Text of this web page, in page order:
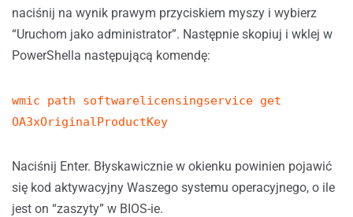
naciśnij na wynik prawym przyciskiem myszy i wybierz
“Uruchom jako administrator”. Następnie skopiuj i wklej w
PowerShella następującą komendę:
wmic path softwarelicensingservice get
OA3xOriginalProductKey
Naciśnij Enter. Błyskawicznie w okienku powinien pojawić
się kod aktywacyjny Waszego systemu operacyjnego, o ile
jest on “zaszyty” w BIOS-ie.